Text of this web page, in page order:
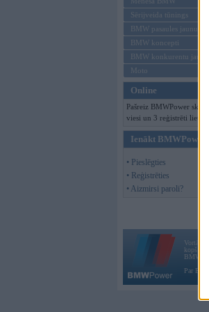
Sērijveida tūnings
BMW pasaules jaunumi
BMW koncepti
BMW konkurentu
Moto
Online
Pašreiz BMWPower
viesi un 3 reģistrēti
Ienākt BMWPower
• Pieslēgties
• Reģistrēties
• Aizmirsi paroli?
Vortāls
kopš
BMW
Par